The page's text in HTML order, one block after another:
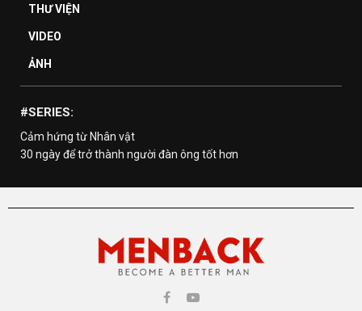
THƯ VIỆN
VIDEO
ẢNH
#SERIES:
Cảm hứng từ Nhân vật
30 ngày để trở thành người đàn ông tốt hơn